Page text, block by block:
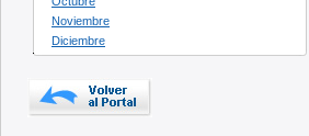
Noviembre
Diciembre